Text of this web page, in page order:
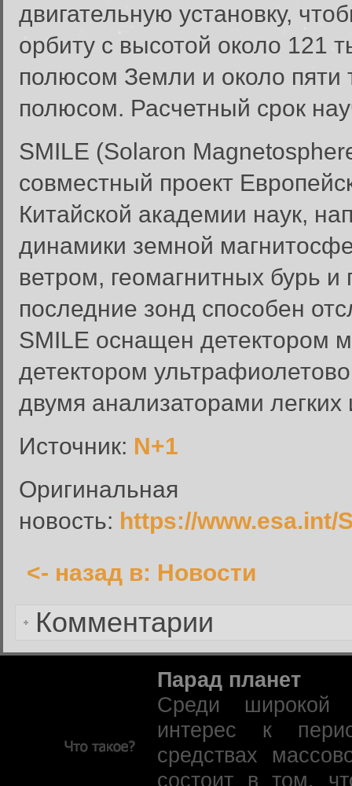
двигательную установку,
орбиту с высотой около 121
полюсом Земли и около
полюсом. Расчетный срок
SMILE (Solaron
совместный проект
Китайской академии наук,
динамики земной
ветром, геомагнитных бурь
последние зонд способен
SMILE оснащен детектором
детектором
двумя анализаторами легких
Источник: N+1
Оригинальная
новость: https://www.esa.int/
<- назад в: Новости
Комментарии
Введите имя пользователя и
Вход в систему
Забыли пароль?
Парад планет
Среди широкой
интерес к
средствах
состоит в том,